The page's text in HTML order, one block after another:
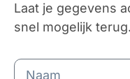
Laat je gegevens
snel mogelijk terug.